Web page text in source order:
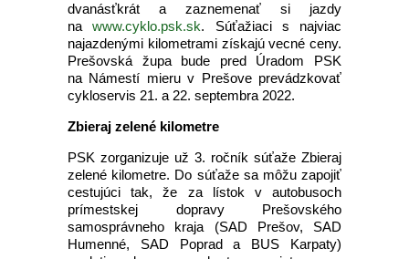
dvanásťkrát a zaznemenať si jazdy
nawww.cyklo.psk.sk. Súťažiaci s najviac
najazdenými kilometrami získajú vecné ceny.
Prešovská župa bude pred Úradom PSK
na Námestí mieru v Prešove prevádzkovať
cykloservis 21. a 22. septembra 2022.
Zbieraj zelené kilometre
PSK zorganizuje už 3. ročník súťaže Zbieraj
zelené kilometre. Do súťaže sa môžu zapojiť
cestujúci tak, že za lístok v autobusoch
prímestskej dopravy Prešovského
samosprávneho kraja (SAD Prešov, SAD
Humenné, SAD Poprad a BUS Karpaty)